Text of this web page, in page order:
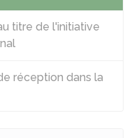
titre de l'initiative
réception dans la